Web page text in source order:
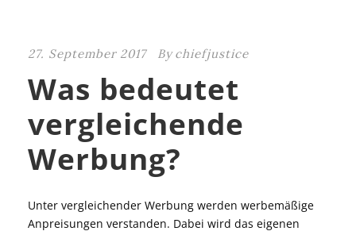
27. September 2017 By chiefjustice
Was bedeutet
vergleichende
Werbung?
Unter vergleichender Werbung werden werbemäßige
Anpreisungen verstanden. Dabei wird das eigenen